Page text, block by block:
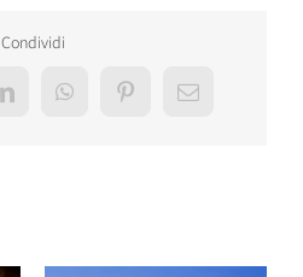
Condividi
LinkedInWhatsAppPinterestEmail